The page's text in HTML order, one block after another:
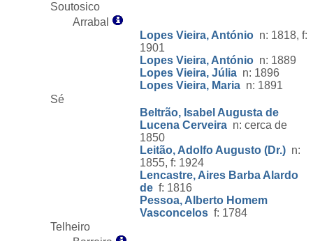
Soutosico
Arrabal
Lopes Vieira, António n: 1818, f:
1901
Lopes Vieira, António n: 1889
Lopes Vieira, Júlia n: 1896
Lopes Vieira, Maria n: 1891
Sé
Beltrão, Isabel Augusta de
Lucena Cerveira n: cerca de
1850
Leitão, Adolfo Augusto (Dr.) n:
1855, f: 1924
Lencastre, Aires Barba Alardo
de f: 1816
Pessoa, Alberto Homem
Vasconcelos f: 1784
Telheiro